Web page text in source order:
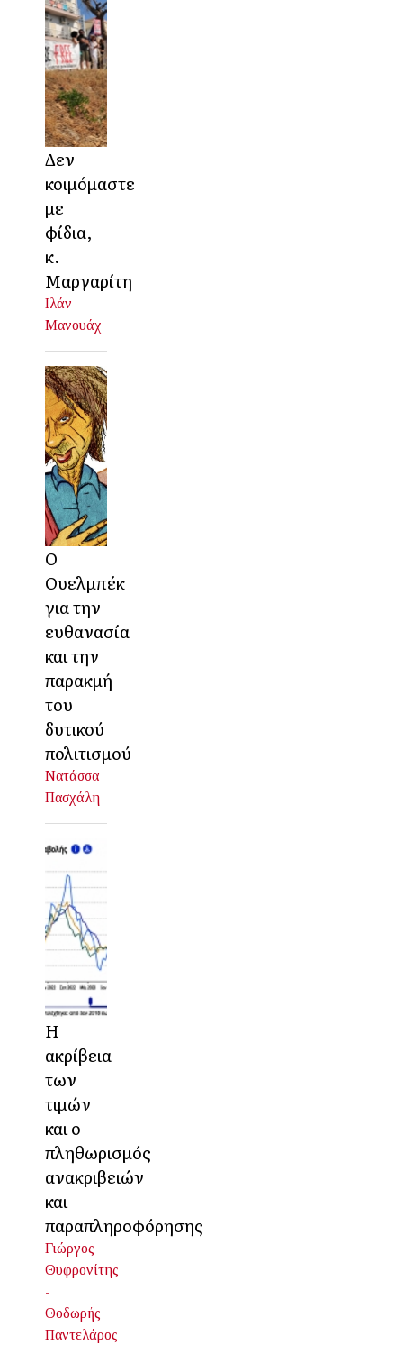
Δεν
κοιμόμαστε
με
φίδια,
κ.
Μαργαρίτη
Ιλάν
Μανουάχ
Ο
Ουελμπέκ
για την
ευθανασία
και την
παρακμή
του
δυτικού
πολιτισμού
Νατάσσα
Πασχάλη
Η
ακρίβεια
των
τιμών
και ο
πληθωρισμός
ανακριβειών
και
παραπληροφόρησης
Γιώργος
Θυφρονίτης
-
Θοδωρής
Παντελάρος